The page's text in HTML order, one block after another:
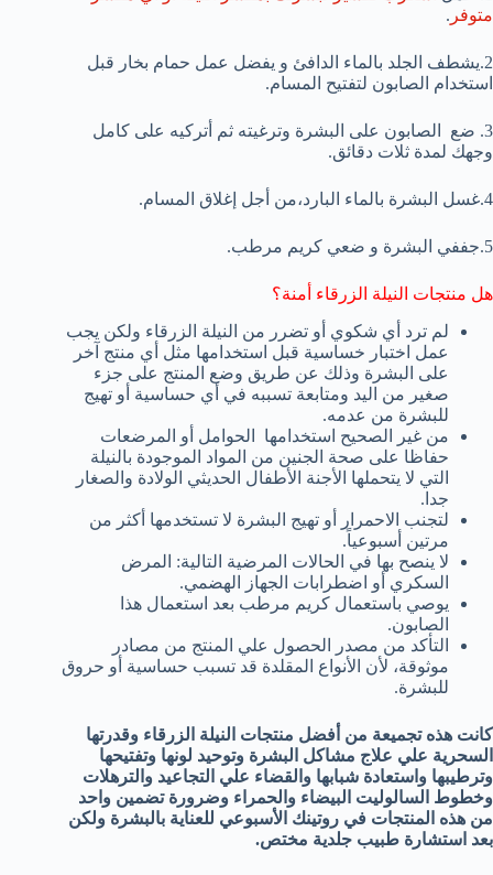
متوفر .
2.يشطف الجلد بالماء الدافئ و يفضل عمل حمام بخار قبل
استخدام الصابون لتفتيح المسام.
3. ضع الصابون على البشرة وترغيته ثم أتركيه على كامل
وجهك لمدة ثلات دقائق.
4.غسل البشرة بالماء البارد،من أجل إغلاق المسام.
5.جففي البشرة و ضعي كريم مرطب.
هل منتجات النيلة الزرقاء أمنة؟
لم ترد أي شكوي أو تضرر من النيلة الزرقاء ولكن يجب
عمل اختبار خساسية قبل استخدامها مثل أي منتج آخر
على البشرة وذلك عن طريق وضع المنتج على جزء
صغير من اليد ومتابعة تسببه في أي حساسية أو تهيج
للبشرة من عدمه.
من غير الصحيح استخدامها الحوامل أو المرضعات
حفاظا على صحة الجنين من المواد الموجودة بالنيلة
التي لا يتحملها الأجنة الأطفال الحديثي الولادة والصغار
جدا.
لتجنب الاحمرار أو تهيج البشرة لا تستخدمها أكثر من
مرتين أسبوعياً.
لا ينصح بها في الحالات المرضية التالية: المرض
السكري أو اضطرابات الجهاز الهضمي.
يوصي باستعمال كريم مرطب بعد استعمال هذا
الصابون.
التأكد من مصدر الحصول علي المنتج من مصادر
موثوقة، لأن الأنواع المقلدة قد تسبب حساسية أو حروق
للبشرة.
كانت هذه تجميعة من أفضل منتجات النيلة الزرقاء وقدرتها
السحرية علي علاج مشاكل البشرة وتوحيد لونها وتفتيحها
وترطيبها واستعادة شبابها والقضاء علي التجاعيد والترهلات
وخطوط السالوليت البيضاء والحمراء وضرورة تضمين واحد
من هذه المنتجات في روتينك الأسبوعي للعناية بالبشرة ولكن
بعد استشارة طبيب جلدية مختص.